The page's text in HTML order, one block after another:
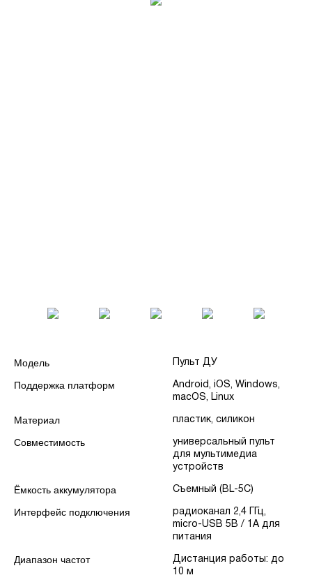
Модель Пульт ДУ
Поддержка платформ
Android, iOS, Windows,
macOS, Linux
Материал пластик, силикон
Совместимость
универсальный пульт
для мультимедиа
устройств
Ёмкость аккумулятора Съемный (BL-5C)
Интерфейс подключения
радиоканал 2,4 ГГц,
micro-USB 5В / 1А для
питания
Диапазон частот
Дистанция работы: до
10 м